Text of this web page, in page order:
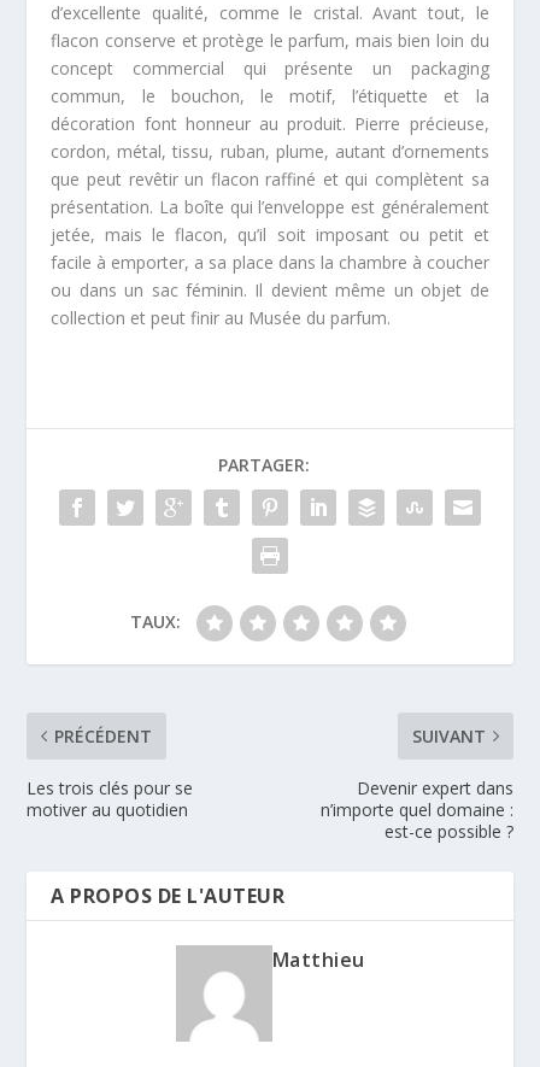
d’excellente qualité, comme le cristal. Avant tout, le
flacon conserve et protège le parfum, mais bien loin du
concept commercial qui présente un packaging
commun, le bouchon, le motif, l’étiquette et la
décoration font honneur au produit. Pierre précieuse,
cordon, métal, tissu, ruban, plume, autant d’ornements
que peut revêtir un flacon raffiné et qui complètent sa
présentation. La boîte qui l’enveloppe est généralement
jetée, mais le flacon, qu’il soit imposant ou petit et
facile à emporter, a sa place dans la chambre à coucher
ou dans un sac féminin. Il devient même un objet de
collection et peut finir au Musée du parfum.
PARTAGER:
TAUX:
PRÉCÉDENT
Les trois clés pour se
motiver au quotidien
SUIVANT
Devenir expert dans
n’importe quel domaine :
est-ce possible ?
A PROPOS DE L'AUTEUR
Matthieu